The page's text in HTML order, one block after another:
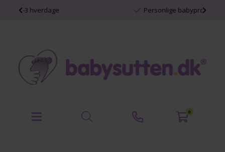
Personlige babyprodukter
0